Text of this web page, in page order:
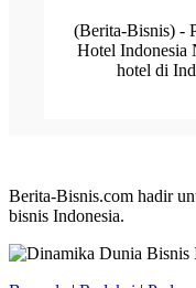
(Berita-Bisnis) -
Hotel Indonesia
hotel di
Berita-Bisnis.com hadir
bisnis Indonesia.